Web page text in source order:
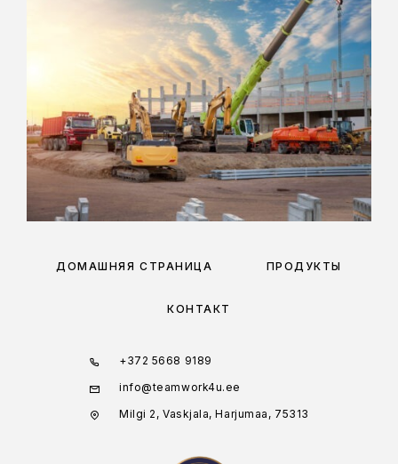
ДОМАШНЯЯ СТРАНИЦА ПРОДУКТЫ
КОНТАКТ
+372 5668 9189
info@teamwork4u.ee
Milgi 2, Vaskjala, Harjumaa, 75313